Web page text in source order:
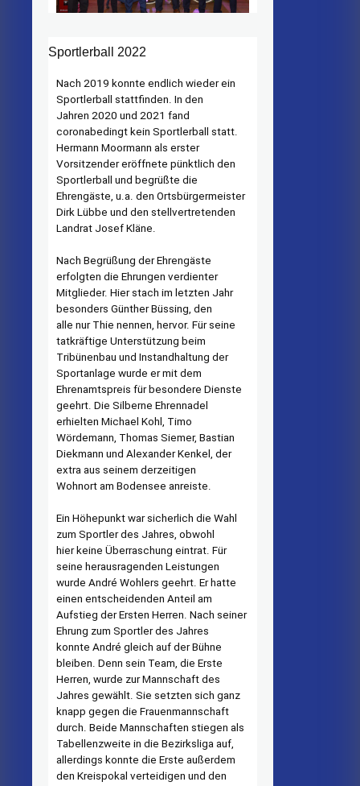
Sportlerball 2022
Nach 2019 konnte endlich wieder ein
Sportlerball stattfinden. In den
Jahren 2020 und 2021 fand
coronabedingt kein Sportlerball statt.
Hermann Moormann als erster
Vorsitzender eröffnete pünktlich den
Sportlerball und begrüßte die
Ehrengäste, u.a. den Ortsbürgermeister
Dirk Lübbe und den stellvertretenden
Landrat Josef Kläne.
Nach Begrüßung der Ehrengäste
erfolgten die Ehrungen verdienter
Mitglieder. Hier stach im letzten Jahr
besonders Günther Büssing, den
alle nur Thie nennen, hervor. Für seine
tatkräftige Unterstützung beim
Tribünenbau und Instandhaltung der
Sportanlage wurde er mit dem
Ehrenamtspreis für besondere Dienste
geehrt. Die Silberne Ehrennadel
erhielten Michael Kohl, Timo
Wördemann, Thomas Siemer, Bastian
Diekmann und Alexander Kenkel, der
extra aus seinem derzeitigen
Wohnort am Bodensee anreiste.
Ein Höhepunkt war sicherlich die Wahl
zum Sportler des Jahres, obwohl
hier keine Überraschung eintrat. Für
seine herausragenden Leistungen
wurde André Wohlers geehrt. Er hatte
einen entscheidenden Anteil am
Aufstieg der Ersten Herren. Nach seiner
Ehrung zum Sportler des Jahres
konnte André gleich auf der Bühne
bleiben. Denn sein Team, die Erste
Herren, wurde zur Mannschaft des
Jahres gewählt. Sie setzten sich ganz
knapp gegen die Frauenmannschaft
durch. Beide Mannschaften stiegen als
Tabellenzweite in die Bezirksliga auf,
allerdings konnte die Erste außerdem
den Kreispokal verteidigen und den